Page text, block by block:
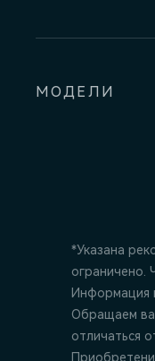
МОДЕЛИ
*Указана
ограничено.
Информация
Обращаем
отличаться